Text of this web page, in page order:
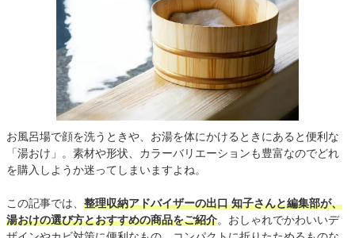
お風呂場で顔を洗うときや、お湯を体にかけるときにあると便利な
「湯おけ」。素材や形状、カラーバリエーションも豊富なのでどれ
を購入しようか迷ってしまいますよね。
この記事では、 整理収納アドバイザーの出口 知子さんと編集部が、
湯おけの選び方とおすすめの商品をご紹介。おしゃれでかわいいデ